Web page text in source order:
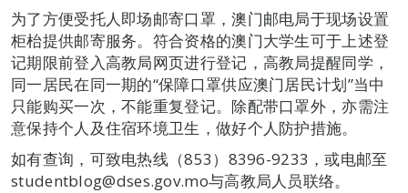
为了方便受托人即场邮寄口罩，澳门邮电局于现场设置
柜枱提供邮寄服务。符合资格的澳门大学生可于上述登
记期限前登入高教局网页进行登记，高教局提醒同学，
同一居民在同一期的“保障口罩供应澳门居民计划”当中
只能购买一次，不能重复登记。除配带口罩外，亦需注
意保持个人及住宿环境卫生，做好个人防护措施。
如有查询，可致电热线（853）8396-9233，或电邮至
studentblog@dses.gov.mo与高教局人员联络。